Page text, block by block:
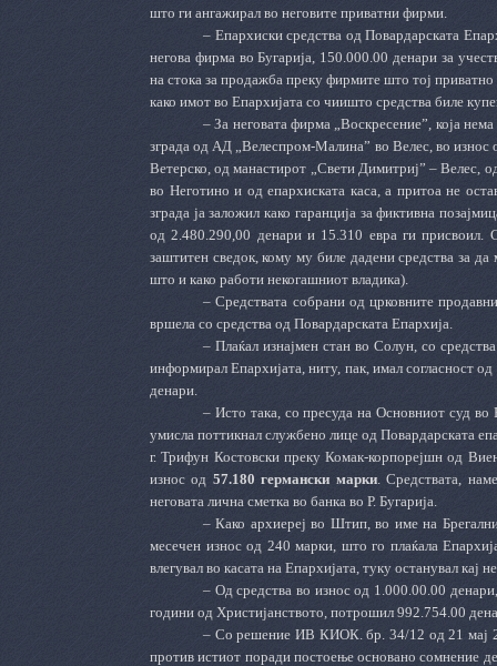
што ги ангажирал во неговите приватни фирми.
– Епархиски средства од Повардарската
негова фирма во Бугарија, 150.000.00 денари за
на стока за продажба преку фирмите што тој
како имот во Епархијата со чиишто средства биле
– За неговата фирма „Воскресение”, која
зграда од АД „Велеспром-Малина” во Велес, во износ
Ветерско, од манастирот „Свети Димитриј”– Велес,
во Неготино и од епархиската каса, а притоа не
зграда ја заложил како гаранција за фиктивна
од 2.480.290,00 денари и 15.310 евра ги присвоил.
заштитен сведок, кому му биле дадени средства за
што и како работи некогашниот владика).
– Средствата собрани од црковните
вршела со средства од Повардарската Епархија.
– Плаќал изнајмен стан во Солун, со
информирал Епархијата, ниту, пак, имал согласност
денари.
– Исто така, со пресуда на Основниот суд
умисла поттикнал службено лице од Повардарската
г. Трифун Костовски преку Комак-корпорејшн од
износ од 57.180 германски марки. Средствата,
неговата лична сметка во банка во Р. Бугарија.
– Како архиереј во Штип, во име на
месечен износ од 240 марки, што го плаќала
влегувал во касата на Епархијата, туку останувал кај
– Од средства во износ од 1.000.00.00
години од Христијанството, потрошил 992.754.00
– Со решение ИВ КИОК. бр. 34/12 од 21 мај
против истиот поради постоење основано сомнение